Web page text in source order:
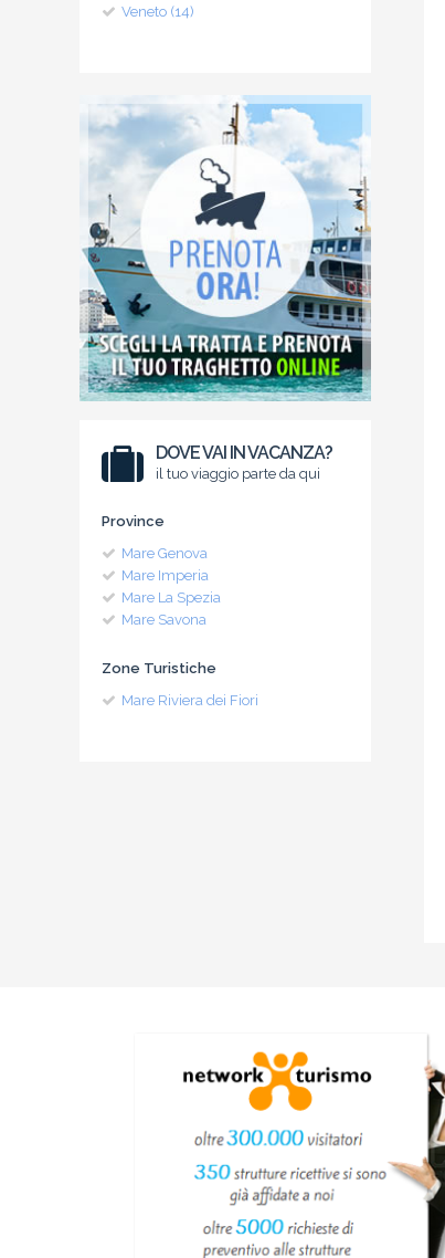
Veneto (14)
DOVE VAI IN VACANZA?
il tuo viaggio parte da qui
Province
Mare Genova
Mare Imperia
Mare La Spezia
Mare Savona
Zone Turistiche
Mare Riviera dei Fiori